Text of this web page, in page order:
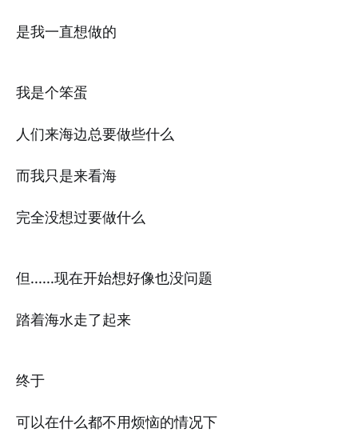
是我一直想做的
我是个笨蛋
人们来海边总要做些什么
而我只是来看海
完全没想过要做什么
但......现在开始想好像也没问题
踏着海水走了起来
终于
可以在什么都不用烦恼的情况下